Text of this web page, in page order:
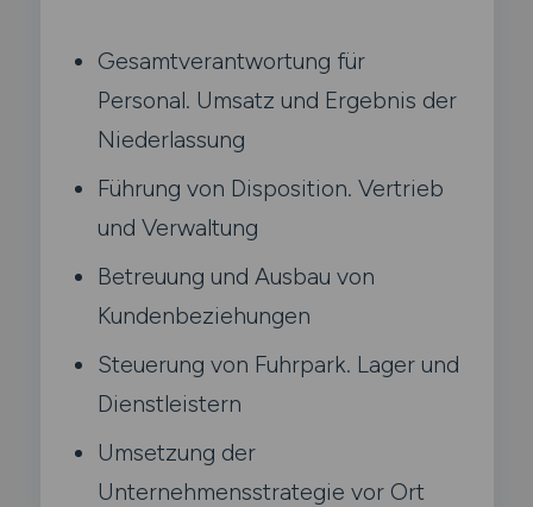
Gesamtverantwortung für
Personal. Umsatz und Ergebnis der
Niederlassung
Führung von Disposition. Vertrieb
und Verwaltung
Betreuung und Ausbau von
Kundenbeziehungen
Steuerung von Fuhrpark. Lager und
Dienstleistern
Umsetzung der
Unternehmensstrategie vor Ort